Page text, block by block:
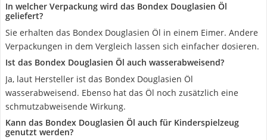
In welcher Verpackung wird das Bondex Douglasien Öl
geliefert?
Sie erhalten das Bondex Douglasien Öl in einem Eimer. Andere
Verpackungen in dem Vergleich lassen sich einfacher dosieren.
Ist das Bondex Douglasien Öl auch wasserabweisend?
Ja, laut Hersteller ist das Bondex Douglasien Öl
wasserabweisend. Ebenso hat das Öl noch zusätzlich eine
schmutzabweisende Wirkung.
Kann das Bondex Douglasien Öl auch für Kinderspielzeug
genutzt werden?